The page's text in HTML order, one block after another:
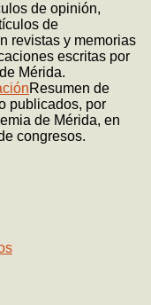
de opinión,
de
revistas y memorias
escritas por
Mérida.
Resumen de
publicados, por
de Mérida, en
congresos.